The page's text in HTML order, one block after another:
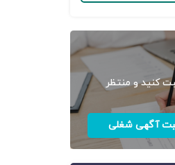
کنید و منتظر
آگهی شغلی